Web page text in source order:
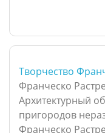
Творчество
Франческо
Архитектурный
пригородов
Франческо